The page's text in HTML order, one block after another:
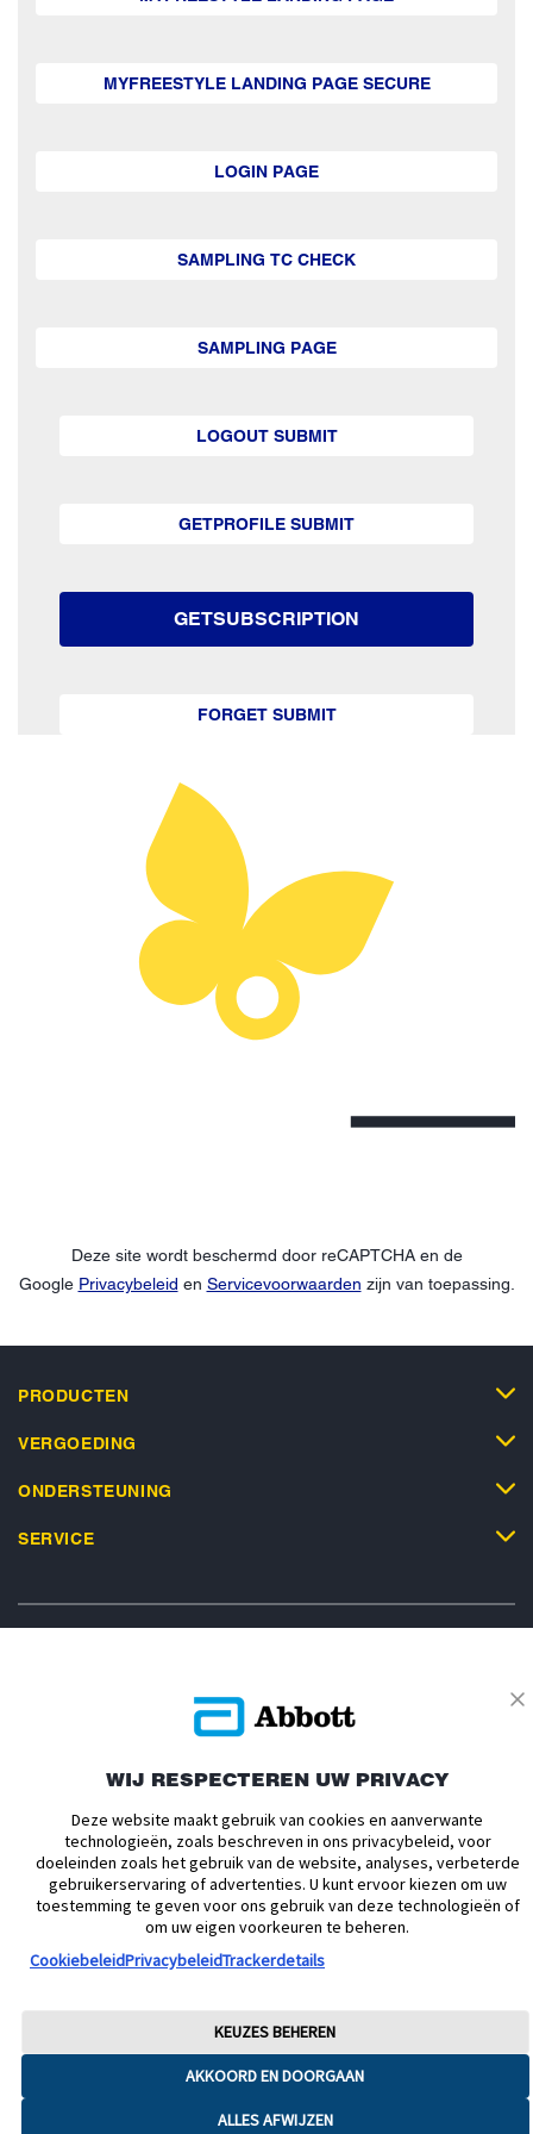
MYFREESTYLE LANDING PAGE SECURE
LOGIN PAGE
SAMPLING TC CHECK
SAMPLING PAGE
LOGOUT SUBMIT
GETPROFILE SUBMIT
GETSUBSCRIPTION
FORGET SUBMIT
Deze site wordt beschermd door reCAPTCHA en de
Google Privacybeleid en Servicevoorwaarden zijn van toepassing.
PRODUCTEN
VERGOEDING
ONDERSTEUNING
SERVICE
Actievoorwaarden
Algemene Voorwaarden
Toegankelijkheidsverklaring
Disclaimers
Verklaring inzake Dataverordening
Cookie Voorkeursinstellingen
© 2026 Abbott. Alle rechten voorbehouden. Libre, het vlinder logo, de vorm
van de sensor, de kleur geel en gerelateerde merkaanduidingen zijn
intellectueel eigendom van Abbott. Android en Google Play zijn
handelsmerken van Google LLC. iPhone en App Store zijn handelsmerken
van Apple Inc. Andere handelsmerken zijn eigendom van hun
respectievelijke eigenaren. Afbeeldingen zijn enkel ter illustratie. Het betreft
inwoners van Nederland. ADC-76851 v8
WIJ RESPECTEREN UW PRIVACY
Deze website maakt gebruik van cookies en aanverwante
technologieën, zoals beschreven in ons privacybeleid, voor
doeleinden zoals het gebruik van de website, analyses, verbeterde
gebruikerservaring of advertenties. U kunt ervoor kiezen om uw
toestemming te geven voor ons gebruik van deze technologieën of
om uw eigen voorkeuren te beheren.
CookiebeleidPrivacybeleidTrackerdetails
AKKOORD EN DOORGAAN
ALLES AFWIJZEN
KEUZES BEHEREN